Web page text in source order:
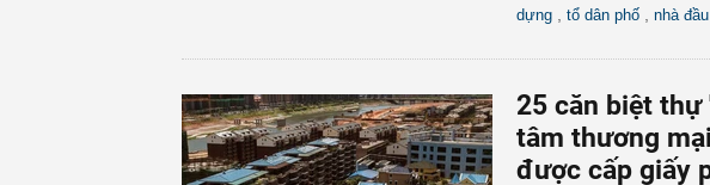
dựng
tổ dân phố nhà
25 căn biệt
tâm thương
được cấp giấy